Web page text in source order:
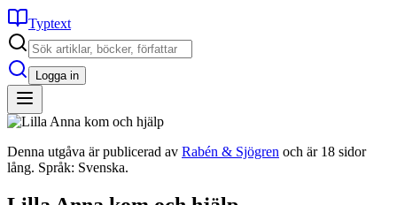
Typtext
Logga in
Denna utgåva är publicerad av Rabén & Sjögren och är 18 sidor
lång. Språk: Svenska.